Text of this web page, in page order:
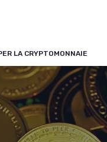
LA CRYPTOMONNAIE